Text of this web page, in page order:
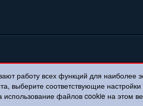
работу всех функций для наиболее
выберите соответствующие
использование файлов cookie на этом